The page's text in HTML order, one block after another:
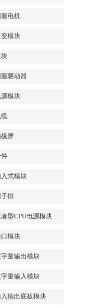
电机
模块
块
驱动器
模块
缆
摸屏
件
式模块
子排
型CPU电源模块
模块
量输出模块
量输入模块
输出底板模块